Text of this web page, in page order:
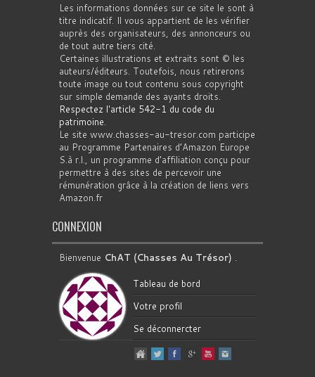
Les informations données sur ce site le sont à
titre indicatif. Il vous appartient de les vérifier
auprès des organisateurs, des annonceurs ou
de tout autre tiers cité.
Certaines illustrations et extraits sont © les
auteurs/éditeurs. Toutefois, nous retirerons
toute image ou tout contenu sous copyright
sur simple demande des ayants droits.
Respectez l'article 542-1 du code du
patrimoine.
Le site www.chasses-au-tresor.com participe
au Programme Partenaires d’Amazon Europe
S.à r.l., un programme d’affiliation conçu pour
permettre à des sites de percevoir une
rémunération grâce à la création de liens vers
Amazon.fr
CONNEXION
Bienvenue ChAT (Chasses Au Trésor) .
Tableau de bord
Votre profil
Se déconnercter